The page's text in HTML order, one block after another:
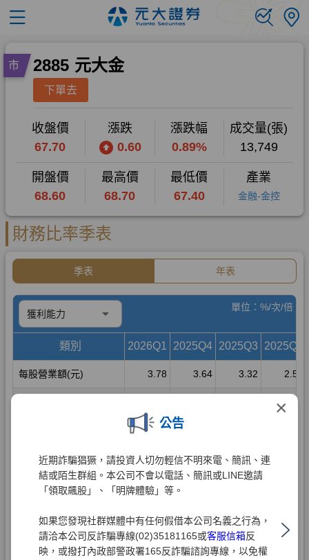
×
公告
近期詐騙猖獗，請投資人切勿輕信不明來電、簡訊、連
結或陌生群組。本公司不會以電話、簡訊或LINE邀請
「領取飆股」、「明牌體驗」等。
如果您發現社群媒體中有任何假借本公司名義之行為，
請洽本公司反詐騙專線(02)35181165或客服信箱反
映，或撥打內政部警政署165反詐騙諮詢專線，以免權